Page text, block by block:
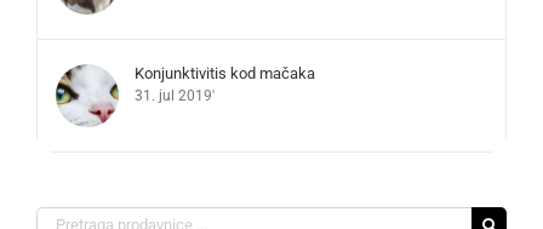
Konjunktivitis kod mačaka
31. jul 2019'
Search